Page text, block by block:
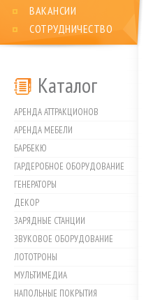
ВАКАНСИИ
СОТРУДНИЧЕСТВО
Каталог
АРЕНДА АТТРАКЦИОНОВ
АРЕНДА МЕБЕЛИ
БАРБЕКЮ
ГАРДЕРОБНОЕ ОБОРУДОВАНИЕ
ГЕНЕРАТОРЫ
ДЕКОР
ЗАРЯДНЫЕ СТАНЦИИ
ЗВУКОВОЕ ОБОРУДОВАНИЕ
ЛОТОТРОНЫ
МУЛЬТИМЕДИА
НАПОЛЬНЫЕ ПОКРЫТИЯ